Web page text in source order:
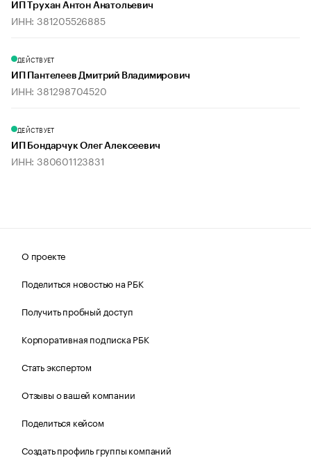
ИП Трухан Антон Анатольевич
ИНН: 381205526885
ДЕЙСТВУЕТ
ИП Пантелеев Дмитрий Владимирович
ИНН: 381298704520
ДЕЙСТВУЕТ
ИП Бондарчук Олег Алексеевич
ИНН: 380601123831
О проекте
Поделиться новостью на РБК
Получить пробный доступ
Корпоративная подписка РБК
Стать экспертом
Отзывы о вашей компании
Поделиться кейсом
Создать профиль группы компаний